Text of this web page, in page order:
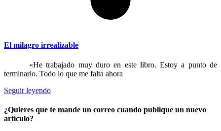
El milagro irrealizable
«He trabajado muy duro en este libro. Estoy a punto de
terminarlo. Todo lo que me falta ahora
Seguir leyendo
¿Quieres que te mande un correo cuando publique un nuevo
artículo?